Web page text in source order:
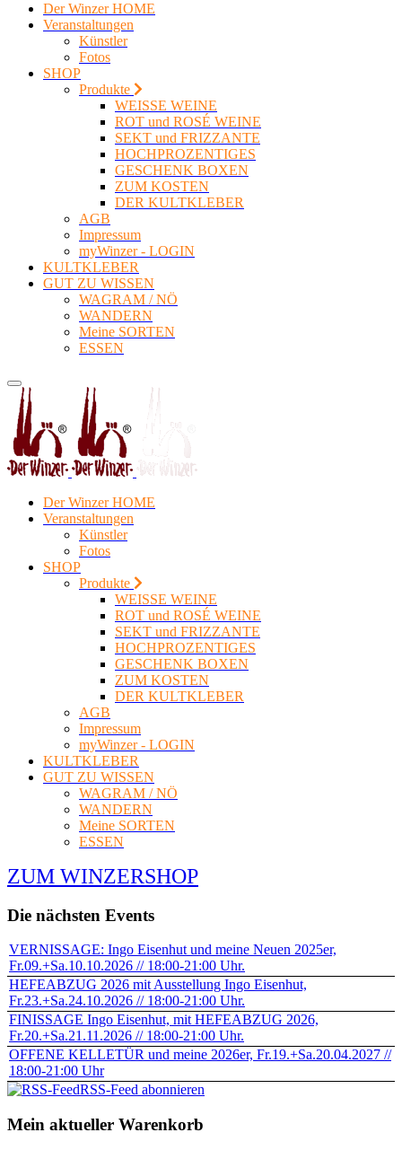
Der Winzer HOME
Veranstaltungen
Künstler
Fotos
SHOP
Produkte
WEISSE WEINE
ROT und ROSÉ WEINE
SEKT und FRIZZANTE
HOCHPROZENTIGES
GESCHENK BOXEN
ZUM KOSTEN
DER KULTKLEBER
AGB
Impressum
myWinzer - LOGIN
KULTKLEBER
GUT ZU WISSEN
WAGRAM / NÖ
WANDERN
Meine SORTEN
ESSEN
Der Winzer HOME
Veranstaltungen
Künstler
Fotos
SHOP
Produkte
WEISSE WEINE
ROT und ROSÉ WEINE
SEKT und FRIZZANTE
HOCHPROZENTIGES
GESCHENK BOXEN
ZUM KOSTEN
DER KULTKLEBER
AGB
Impressum
myWinzer - LOGIN
KULTKLEBER
GUT ZU WISSEN
WAGRAM / NÖ
WANDERN
Meine SORTEN
ESSEN
ZUM WINZERSHOP
Die nächsten Events
VERNISSAGE: Ingo Eisenhut und meine Neuen 2025er,
Fr.09.+Sa.10.10.2026 // 18:00-21:00 Uhr.
HEFEABZUG 2026 mit Ausstellung Ingo Eisenhut,
Fr.23.+Sa.24.10.2026 // 18:00-21:00 Uhr.
FINISSAGE Ingo Eisenhut, mit HEFEABZUG 2026,
Fr.20.+Sa.21.11.2026 // 18:00-21:00 Uhr.
OFFENE KELLETÜR und meine 2026er, Fr.19.+Sa.20.04.2027 //
18:00-21:00 Uhr
RSS-Feed abonnieren
Mein aktueller Warenkorb